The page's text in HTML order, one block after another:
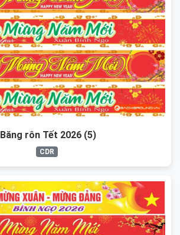
Băng rôn Tết 2026 (5)
CDR